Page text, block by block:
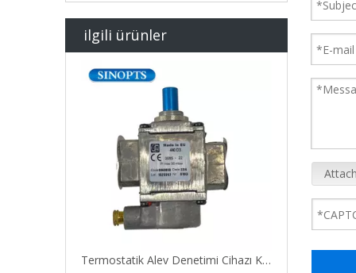
ilgili ürünler
Termostatik Alev Denetimi Cihazı Kılavuzu Gaz Güvenlik Valfi